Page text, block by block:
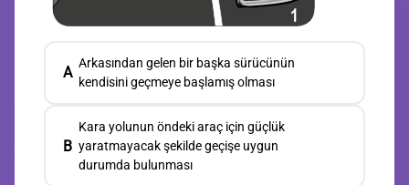
A
Arkasından gelen bir başka sürücünün
kendisini geçmeye başlamış olması
B
Kara yolunun öndeki araç için güçlük
yaratmayacak şekilde geçişe uygun
durumda bulunması